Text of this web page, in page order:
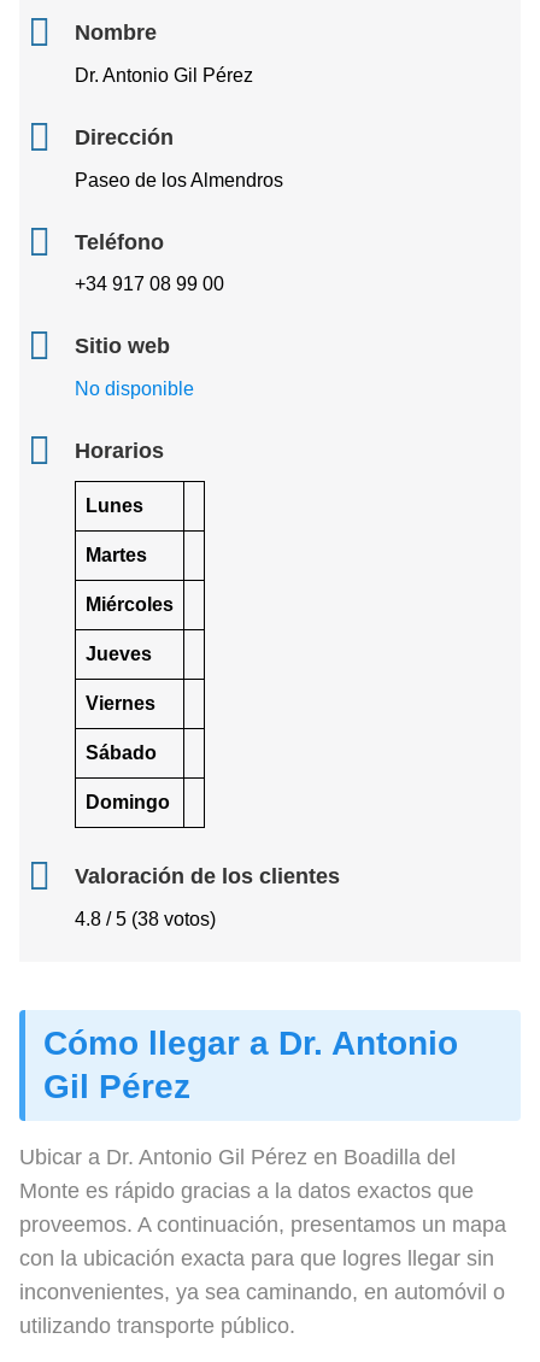
Nombre
Dr. Antonio Gil Pérez
Dirección
Paseo de los Almendros
Teléfono
+34 917 08 99 00
Sitio web
No disponible
Horarios
Lunes
Martes
Miércoles
Jueves
Viernes
Sábado
Domingo
Valoración de los clientes
4.8 / 5 (38 votos)
Cómo llegar a Dr. Antonio
Gil Pérez
Ubicar a Dr. Antonio Gil Pérez en Boadilla del
Monte es rápido gracias a la datos exactos que
proveemos. A continuación, presentamos un mapa
con la ubicación exacta para que logres llegar sin
inconvenientes, ya sea caminando, en automóvil o
utilizando transporte público.